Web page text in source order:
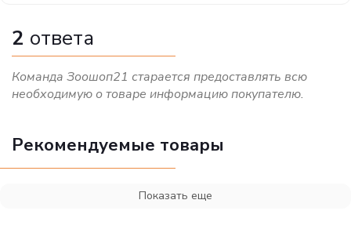
2 ответа
Команда Зоошоп21 старается предоставлять всю
необходимую о товаре информацию покупателю.
Рекомендуемые товары
Показать еще